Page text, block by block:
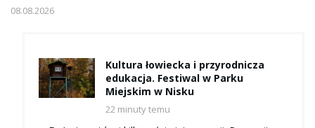
08.08.2026
Kultura łowiecka i przyrodnicza
edukacja. Festiwal w Parku
Miejskim w Nisku
22 minuty temu